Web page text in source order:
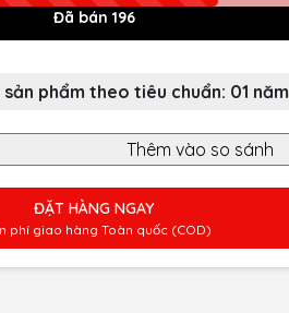
Đã bán 196
phẩm theo tiêu chuẩn: 01 năm
ĐẶT HÀNG NGAY
phí giao hàng Toàn quốc (COD)